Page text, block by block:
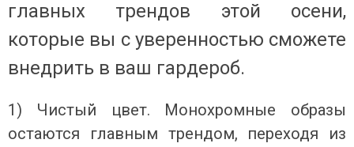
главных трендов этой осени,
которые вы с уверенностью сможете
внедрить в ваш гардероб.
1) Чистый цвет. Монохромные образы
остаются главным трендом, переходя из